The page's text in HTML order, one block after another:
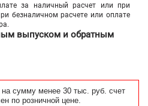
за наличный расчет или при
безналичном расчете или оплате
выпуском и обратным
на сумму менее 30 тыс. руб. счет
по розничной цене.